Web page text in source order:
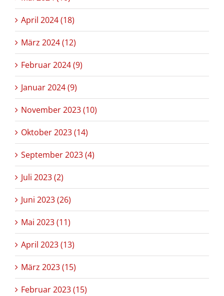
April 2024 (18)
März 2024 (12)
Februar 2024 (9)
Januar 2024 (9)
November 2023 (10)
Oktober 2023 (14)
September 2023 (4)
Juli 2023 (2)
Juni 2023 (26)
Mai 2023 (11)
April 2023 (13)
März 2023 (15)
Februar 2023 (15)